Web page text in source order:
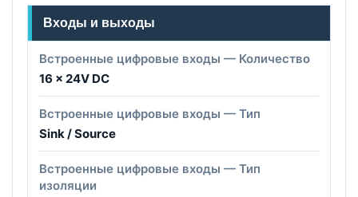
Входы и выходы
Встроенные цифровые входы — Количество
16 x 24V DC
Встроенные цифровые входы — Тип
Sink / Source
Встроенные цифровые входы — Тип
изоляции